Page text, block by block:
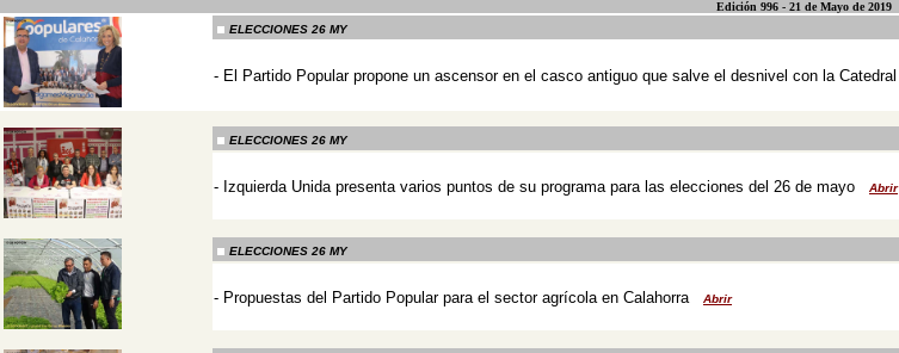
Edición 996 - 21 de Mayo de 2019
ELECCIONES 26 MY
- El Partido Popular propone un ascensor en el casco antiguo que salve el desnivel con la Catedral
ELECCIONES 26 MY
- Izquierda Unida presenta varios puntos de su programa para las elecciones del 26 de mayo Abrir
ELECCIONES 26 MY
- Propuestas del Partido Popular para el sector agrícola en Calahorra Abrir